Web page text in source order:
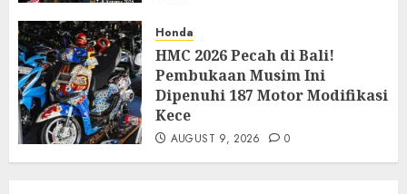
Honda
HMC 2026 Pecah di Bali!
Pembukaan Musim Ini
Dipenuhi 187 Motor Modifikasi
Kece
AUGUST 9, 2026 0